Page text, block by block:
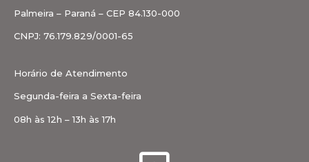
Palmeira – Paraná – CEP 84.130-000
CNPJ: 76.179.829/0001-65
Horário de Atendimento
Segunda-feira a Sexta-feira
08h às 12h – 13h às 17h